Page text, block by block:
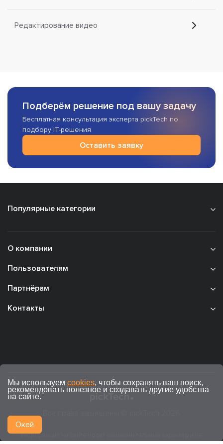
Редактирование видео
Подберём решение под вашу задачу
Бесплатная консультация эксперта pickTech по
подбору IT-решения
Оставить заявку
Популярные категории
О компании
Пользователям
Партнёрам
Контакты
Информация на сайте носит ознакомительный характер и не
Мы используем cookies, чтобы сохранять ваш поиск,
рекомендовать полезное и создавать другие удобства
на сайте.
Окей